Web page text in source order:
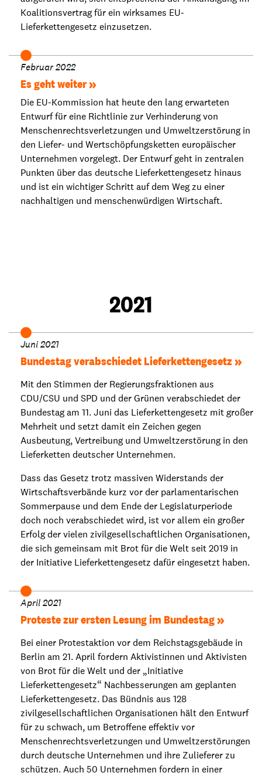
Koalitionsvertrag für ein wirksames EU-
Lieferkettengesetz einzusetzen.
Februar 2022
Es geht weiter
Die EU-Kommission hat heute den lang erwarteten
Entwurf für eine Richtlinie zur Verhinderung von
Menschenrechtsverletzungen und Umweltzerstörung in
den Liefer- und Wertschöpfungsketten europäischer
Unternehmen vorgelegt. Der Entwurf geht in zentralen
Punkten über das deutsche Lieferkettengesetz hinaus
und ist ein wichtiger Schritt auf dem Weg zu einer
nachhaltigen und menschenwürdigen Wirtschaft.
2021
Juni 2021
Bundestag verabschiedet Lieferkettengesetz
Mit den Stimmen der Regierungsfraktionen aus
CDU/CSU und SPD und der Grünen verabschiedet der
Bundestag am 11. Juni das Lieferkettengesetz mit großer
Mehrheit und setzt damit ein Zeichen gegen
Ausbeutung, Vertreibung und Umweltzerstörung in den
Lieferketten deutscher Unternehmen.
Dass das Gesetz trotz massiven Widerstands der
Wirtschaftsverbände kurz vor der parlamentarischen
Sommerpause und dem Ende der Legislaturperiode
doch noch verabschiedet wird, ist vor allem ein großer
Erfolg der vielen zivilgesellschaftlichen Organisationen,
die sich gemeinsam mit Brot für die Welt seit 2019 in
der Initiative Lieferkettengesetz dafür eingesetzt haben.
April 2021
Proteste zur ersten Lesung im Bundestag
Bei einer Protestaktion vor dem Reichstagsgebäude in
Berlin am 21. April fordern Aktivistinnen und Aktivisten
von Brot für die Welt und der „Initiative
Lieferkettengesetz“ Nachbesserungen am geplanten
Lieferkettengesetz. Das Bündnis aus 128
zivilgesellschaftlichen Organisationen hält den Entwurf
für zu schwach, um Betroffene effektiv vor
Menschenrechtsverletzungen und Umweltzerstörungen
durch deutsche Unternehmen und ihre Zulieferer zu
schützen. Auch 50 Unternehmen fordern in einer